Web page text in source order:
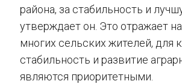
района, за стабильность и
утверждает он. Это отражает
многих сельских жителей, для
стабильность и развитие
являются приоритетными.